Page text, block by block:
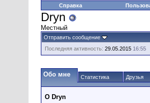
Справка
Dryn
Местный
Отправить сообщение
Последняя активность: 29.05.2015 16:55
Обо мне Статистика Друзья
О Dryn